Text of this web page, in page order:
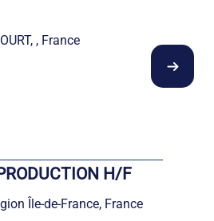
, France
H/F
Île-de-France, France